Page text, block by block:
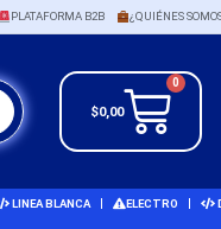
PLATAFORMA B2B ¿QUIÉNES
$0,00
0
LINEA BLANCA ELECTRO